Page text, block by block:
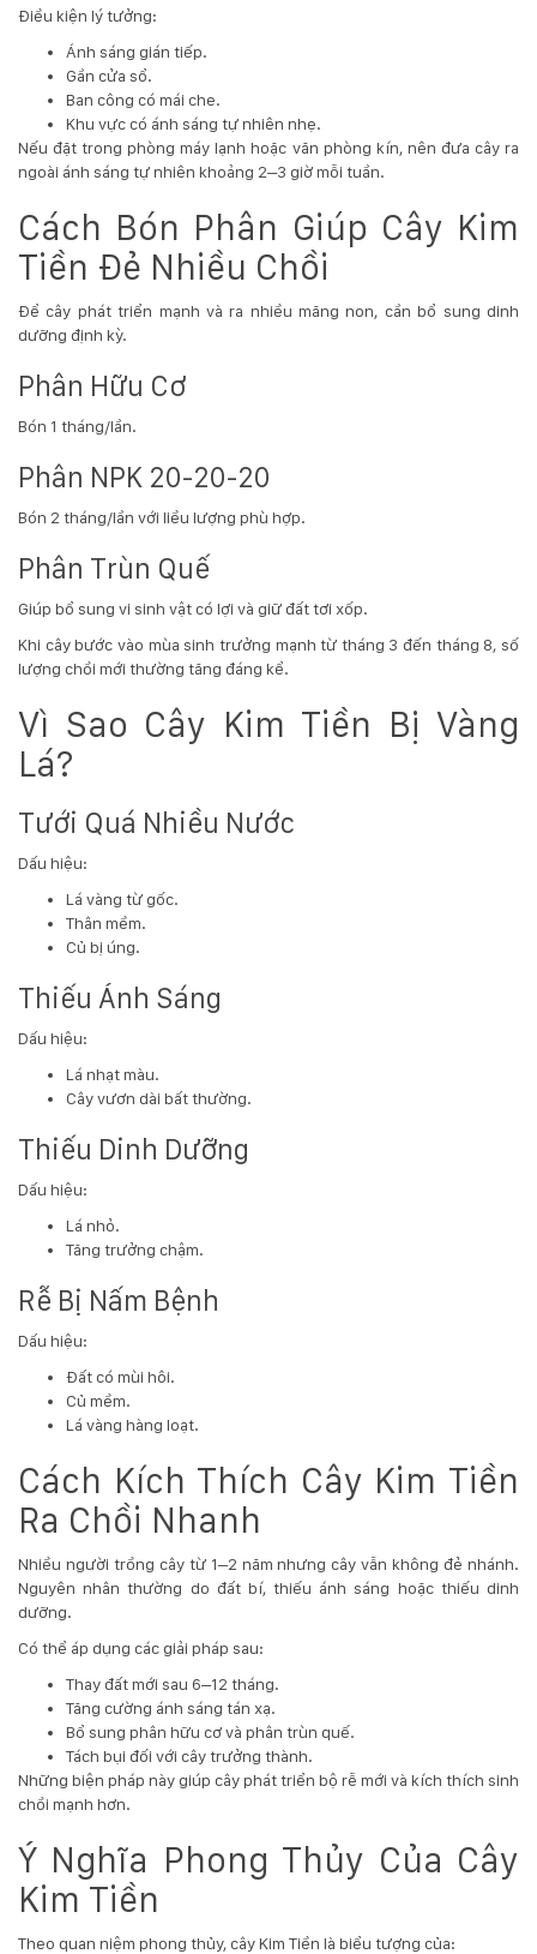
Điều kiện lý tưởng:
Ánh sáng gián tiếp.
Gần cửa sổ.
Ban công có mái che.
Khu vực có ánh sáng tự nhiên nhẹ.
Nếu đặt trong phòng máy lạnh hoặc văn phòng kín, nên đưa cây ra
ngoài ánh sáng tự nhiên khoảng 2–3 giờ mỗi tuần.
Cách Bón Phân Giúp Cây Kim
Tiền Đẻ Nhiều Chồi
Để cây phát triển mạnh và ra nhiều măng non, cần bổ sung dinh
dưỡng định kỳ.
Phân Hữu Cơ
Bón 1 tháng/lần.
Phân NPK 20-20-20
Bón 2 tháng/lần với liều lượng phù hợp.
Phân Trùn Quế
Giúp bổ sung vi sinh vật có lợi và giữ đất tơi xốp.
Khi cây bước vào mùa sinh trưởng mạnh từ tháng 3 đến tháng 8, số
lượng chồi mới thường tăng đáng kể.
Vì Sao Cây Kim Tiền Bị Vàng
Lá?
Tưới Quá Nhiều Nước
Dấu hiệu:
Lá vàng từ gốc.
Thân mềm.
Củ bị úng.
Thiếu Ánh Sáng
Dấu hiệu:
Lá nhạt màu.
Cây vươn dài bất thường.
Thiếu Dinh Dưỡng
Dấu hiệu:
Lá nhỏ.
Tăng trưởng chậm.
Rễ Bị Nấm Bệnh
Dấu hiệu:
Đất có mùi hôi.
Củ mềm.
Lá vàng hàng loạt.
Cách Kích Thích Cây Kim Tiền
Ra Chồi Nhanh
Nhiều người trồng cây từ 1–2 năm nhưng cây vẫn không đẻ nhánh.
Nguyên nhân thường do đất bí, thiếu ánh sáng hoặc thiếu dinh
dưỡng.
Có thể áp dụng các giải pháp sau:
Thay đất mới sau 6–12 tháng.
Tăng cường ánh sáng tán xạ.
Bổ sung phân hữu cơ và phân trùn quế.
Tách bụi đối với cây trưởng thành.
Những biện pháp này giúp cây phát triển bộ rễ mới và kích thích sinh
chồi mạnh hơn.
Ý Nghĩa Phong Thủy Của Cây
Kim Tiền
Theo quan niệm phong thủy, cây Kim Tiền là biểu tượng của: